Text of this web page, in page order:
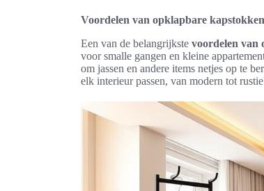
Voordelen van opklapbare kapstokken
Een van de belangrijkste voordelen van
voor smalle gangen en kleine
om jassen en andere items netjes op te
elk interieur passen, van modern tot